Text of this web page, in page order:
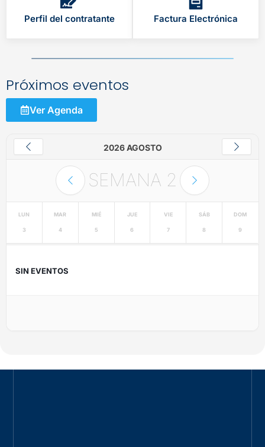
Perfil del contratante Factura Electrónica
Próximos eventos
Ver Agenda
2026 AGOSTO
SEMANA 2
LUN
3
MAR
4
MIÉ
5
JUE
6
VIE
7
SÁB
8
DOM
9
SIN EVENTOS